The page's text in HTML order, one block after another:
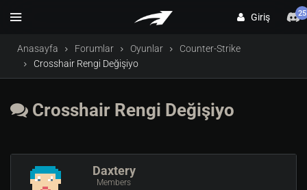
Giriş 25
Anasayfa Forumlar Oyunlar
Counter-Strike
Crosshair Rengi Değişiyo
Crosshair Rengi Değişiyo
Daxtery
Members